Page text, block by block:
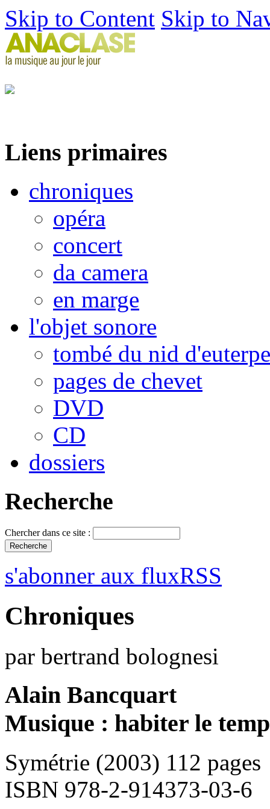
Skip to Content Skip to
Liens primaires
chroniques
opéra
concert
da camera
en marge
l'objet sonore
tombé du nid d'euterpe
pages de chevet
DVD
CD
dossiers
Recherche
Chercher dans ce site :
s'abonner aux fluxRSS
Chroniques
par bertrand bolognesi
Alain Bancquart
Musique : habiter le
Symétrie (2003) 112 pages
ISBN 978-2-914373-03-6